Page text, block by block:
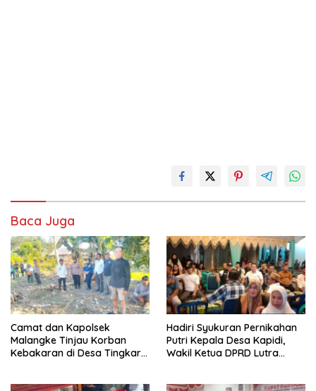
Baca Juga
Camat dan Kapolsek
Malangke Tinjau Korban
Kebakaran di Desa Tingkara,
Hadiri Syukuran Pernikahan
Putri Kepala Desa Kapidi,
Wakil Ketua DPRD Lutra